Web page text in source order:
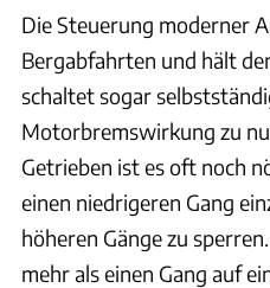
Die Steuerung moderner
Bergabfahrten und hält
schaltet sogar
Motorbremswirkung zu
Getrieben ist es oft noch
einen niedrigeren Gang
höheren Gänge zu
mehr als einen Gang auf